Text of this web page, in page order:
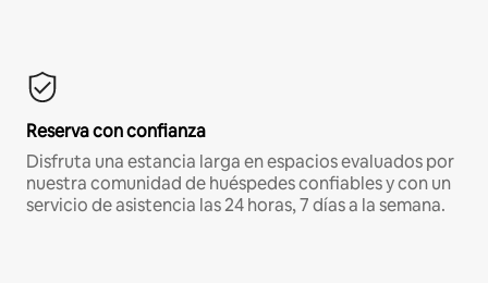
Reserva con confianza
Disfruta una estancia larga en espacios evaluados por
nuestra comunidad de huéspedes confiables y con un
servicio de asistencia las 24 horas, 7 días a la semana.